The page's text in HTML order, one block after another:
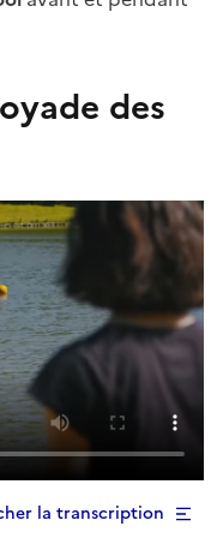
des
la transcription